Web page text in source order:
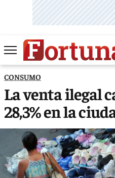
CONSUMO
La venta ilegal
28,3% en la